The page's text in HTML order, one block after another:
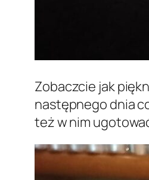
Zobaczcie jak
następnego dnia
też w nim